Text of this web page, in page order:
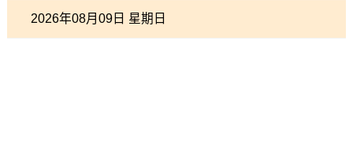
2026年08月09日 星期日